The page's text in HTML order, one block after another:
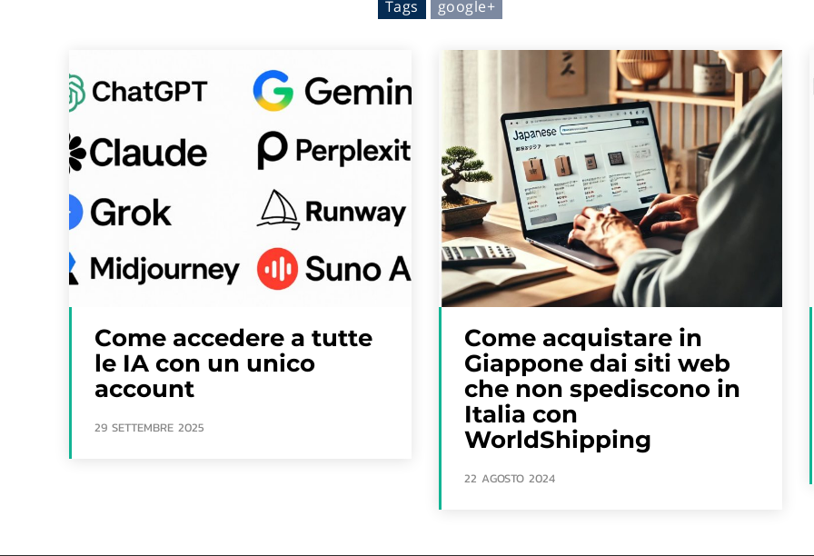
Tags google+
Come accedere a tutte
le IA con un unico
account
29 SETTEMBRE 2025
Come acquistare in
Giappone dai siti web
che non spediscono in
Italia con
WorldShipping
22 AGOSTO 2024